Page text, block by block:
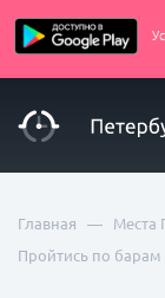
Главная — Места
Пройтись по барам